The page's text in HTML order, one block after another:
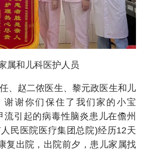
属和儿科医护人员
赵二侬医生、黎元政医生和儿
谢谢你们保住了我们家的小宝
流引起的病毒性脑炎患儿在儋州
民医院医疗集团总院)经历12天
复出院，出院前夕，患儿家属找